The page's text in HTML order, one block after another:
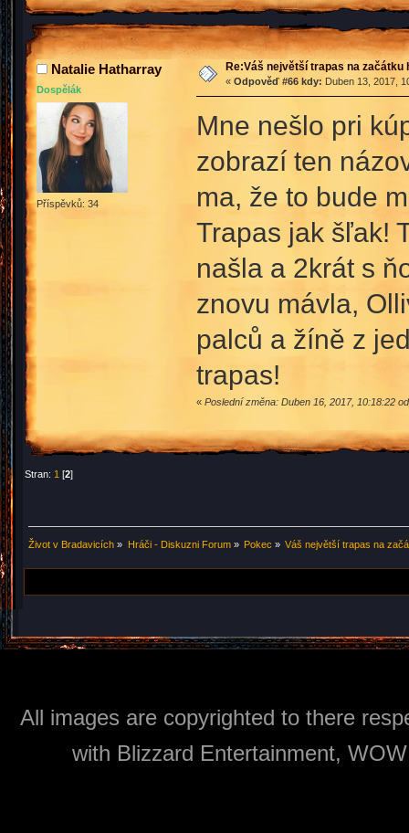
Natalie Hatharray
Dospělák
Příspěvků: 34
Re:Váš největší trapas na začátku
« Odpověď #66 kdy: Duben 13, 2017,
Mne nešlo pri
zobrazí ten
ma, že to bude
Trapas jak šľak!
našla a 2krát s
znovu mávla,
palců a žíně z
trapas!
« Poslední změna: Duben 16, 2017, 10:18:22
Stran: 1 [2]
Život v Bradavicích » Hráči - Diskuzni Forum» Pokec » Váš největší trapas na
All images are copyrighted to there
with Blizzard Entertainment,